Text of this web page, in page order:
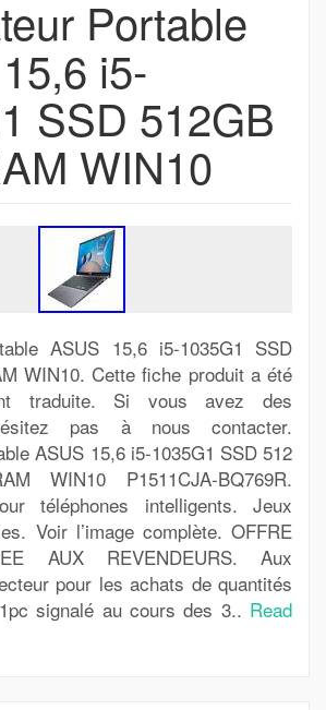
Portable
i5-
SSD 512GB
WIN10
ASUS 15,6 i5-1035G1 SSD
WIN10. Cette fiche produit a été
traduite. Si vous avez des
pas à nous contacter.
ASUS 15,6 i5-1035G1 SSD 512
WIN10 P1511CJA-BQ769R.
téléphones intelligents. Jeux
Voir l’image complète. OFFRE
AUX REVENDEURS. Aux
pour les achats de quantités
signalé au cours des 3.. Read